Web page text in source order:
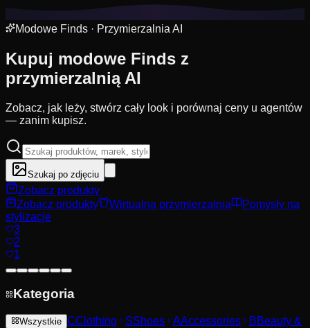
Modowe Finds · Przymierzalnia AI
Kupuj modowe Finds z
przymierzalnią AI
Zobacz, jak leży, stwórz cały look i porównaj ceny u agentów
— zanim kupisz.
Szukaj po zdjęciu
Zobacz produkty
Zobacz produkty
Wirtualna przymierzalnia
Pomysły na
stylizacje
3
2
1
Kategoria
Wszystkie CClothing SShoes AAccessories BBeauty &